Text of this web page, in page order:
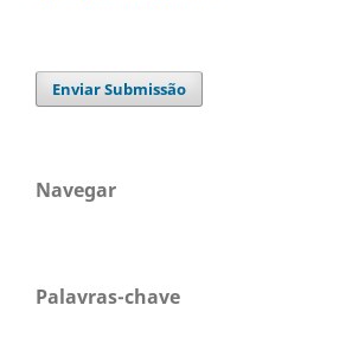
Enviar Submissão
Navegar
Palavras-chave